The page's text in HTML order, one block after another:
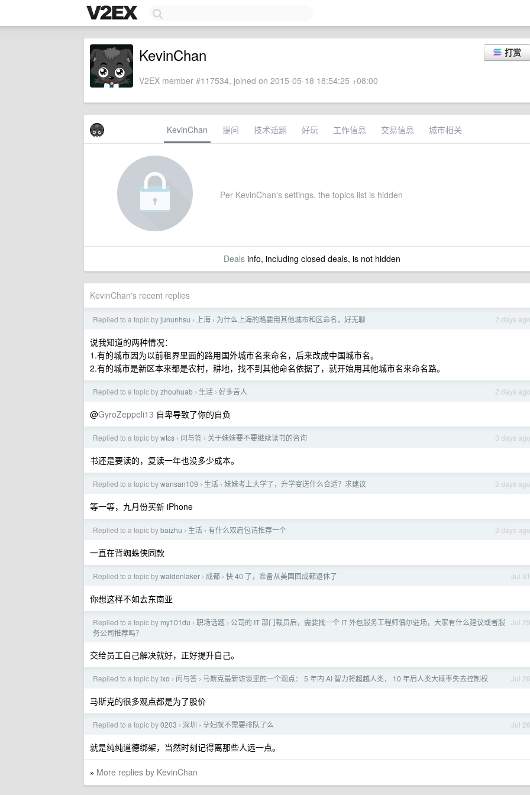
打赏
KevinChan
V2EX member #117534, joined on 2015-05-18 18:54:25 +08:00
KevinChan 提问 技术话题 好玩 工作信息 交易信息 城市相关
Per KevinChan's settings, the topics list is hidden
Dealsinfo, including closed deals, is not hidden
KevinChan's recent replies
2 days ago
Replied to a topic byjununhsu › 上海 › 为什么上海的路要用其他城市和区命名，好无聊
说我知道的两种情况：
1.有的城市因为以前租界里面的路用国外城市名来命名，后来改成中国城市名。
2.有的城市是新区本来都是农村，耕地，找不到其他命名依据了，就开始用其他城市名来命名路。
2 days ago
Replied to a topic byzhouhuab › 生活 › 好多苦人
@GyroZeppeli13 自卑导致了你的自负
3 days ago
Replied to a topic bywtcs › 问与答 › 关于妹妹要不要继续读书的咨询
书还是要读的，复读一年也没多少成本。
3 days ago
Replied to a topic bywansan109 › 生活 › 妹妹考上大学了，升学宴送什么合适？求建议
等一等，九月份买新 iPhone
3 days ago
Replied to a topic bybaizhu › 生活 › 有什么双肩包请推荐一个
一直在背蜘蛛侠同款
Jul 31
Replied to a topic bywaldenlaker › 成都 › 快 40 了，准备从美国回成都退休了
你想这样不如去东南亚
Jul 29
Replied to a topic by my101du › 职场话题 › 公司的 IT 部门裁员后，需要找一个 IT 外包服务工程师偶尔驻场，大家有什么建议或者服
务公司推荐吗？
交给员工自己解决就好，正好提升自己。
Jul 26
Replied to a topic byixo › 问与答 › 马斯克最新访谈里的一个观点： 5 年内 AI 智力将超越人类， 10 年后人类大概率失去控制权
马斯克的很多观点都是为了股价
Jul 26
Replied to a topic by0203 › 深圳 › 孕妇就不需要排队了么
就是纯纯道德绑架，当然时刻记得离那些人远一点。
» More replies by KevinChan